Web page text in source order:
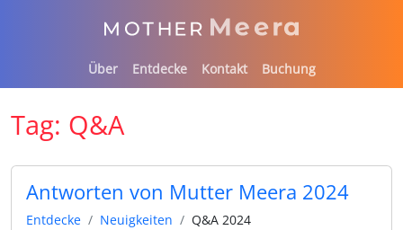
Über Entdecke Kontakt Buchung
Tag: Q&A
Antworten von Mutter Meera 2024
Entdecke Neuigkeiten Q&A 2024